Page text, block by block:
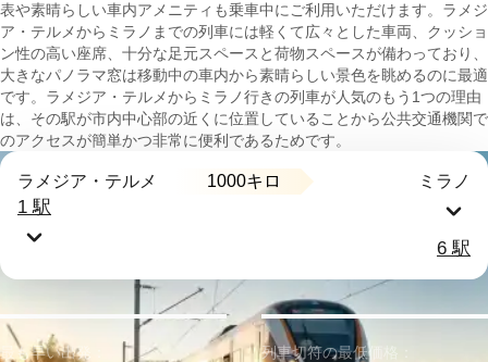
表や素晴らしい車内アメニティも乗車中にご利用いただけます。ラメジ
ア・テルメからミラノまでの列車には軽くて広々とした車両、クッショ
ン性の高い座席、十分な足元スペースと荷物スペースが備わっており、
大きなパノラマ窓は移動中の車内から素晴らしい景色を眺めるのに最適
です。ラメジア・テルメからミラノ行きの列車が人気のもう1つの理由
は、その駅が市内中心部の近くに位置していることから公共交通機関で
のアクセスが簡単かつ非常に便利であるためです。
ラメジア・テルメ 1000キロ ミラノ
1 駅
6 駅
最も早い出発： 列車切符の最低価格：